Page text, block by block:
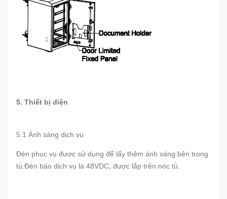
5. Thiết bị điện
5.1 Ánh sáng dịch vụ
Đèn phục vụ được sử dụng để lấy thêm ánh sáng bên trong
tủ.Đèn báo dịch vụ là 48VDC, được lắp trên nóc tủ.